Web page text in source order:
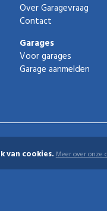
Over Garagevraag
Contact
Garages
Voor garages
Garage aanmelden
voorbehouden
van cookies.Meer over onze